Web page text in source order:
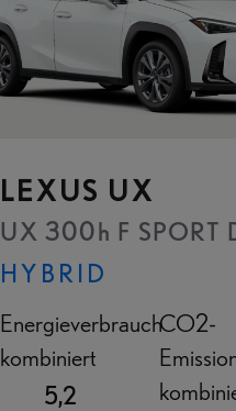
LEXUS UX
UX 300h F SPORT
HYBRID
Energieverbrauch
kombiniert
5,2
CO2-